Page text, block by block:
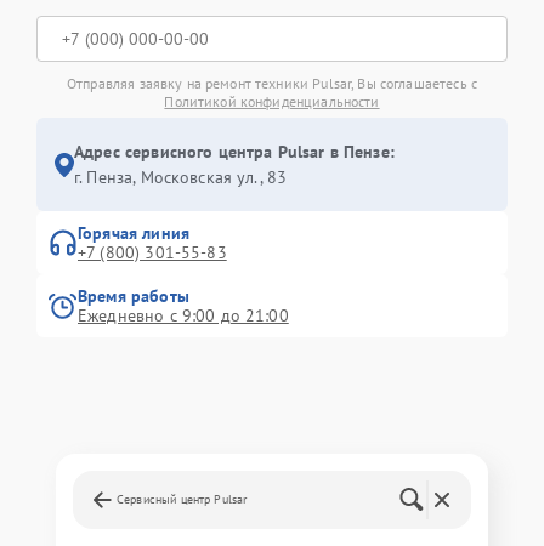
Отправляя заявку на ремонт техники Pulsar, Вы соглашаетесь с
Политикой конфиденциальности
Адрес сервисного центра Pulsar в Пензе:
г. Пенза, Московская ул., 83
Горячая линия
+7 (800) 301-55-83
Время работы
Ежедневно с 9:00 до 21:00
Сервисный центр Pulsar